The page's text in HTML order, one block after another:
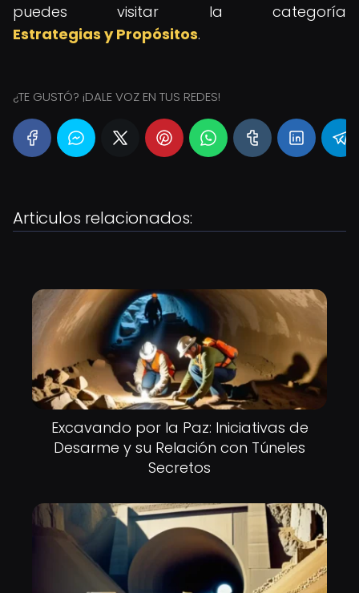
puedes visitar la categoría
Estrategias y Propósitos.
¿TE GUSTÓ? ¡DALE VOZ EN TUS REDES!
Articulos relacionados:
Excavando por la Paz: Iniciativas de
Desarme y su Relación con Túneles
Secretos